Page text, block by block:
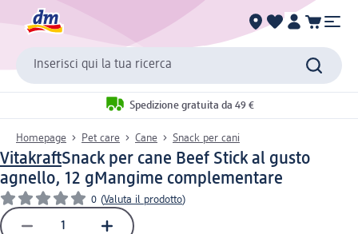
Inserisci qui la tua ricerca
Spedizione gratuita da 49 €
Homepage Pet care Cane Snack per cani
VitakraftSnack per cane Beef Stick al gusto
agnello, 12 gMangime complementare
0 (Valuta il prodotto)